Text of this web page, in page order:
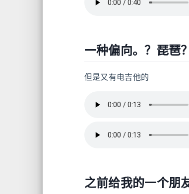
一种偏向。？琵琶
但是又有电吉他的
之前给我的一个朋